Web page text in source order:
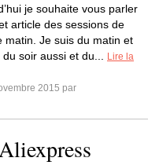
je souhaite vous parler
article des sessions de
matin. Je suis du matin et
soir aussi et du...
Lire la
2015 par